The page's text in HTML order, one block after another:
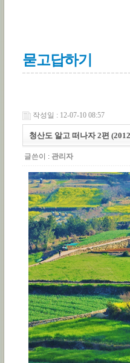
묻고답하기
작성일 : 12-07-10 08:57
청산도 알고 떠나자 2편
글쓴이 : 관리자